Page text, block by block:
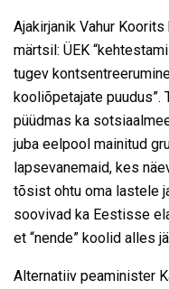
Ajakirjanik Vahur
märtsil: ÜEK
tugev
kooliõpetajate puudus”.
püüdmas ka
juba eelpool mainitud
lapsevanemaid, kes
tõsist ohtu oma lastele
soovivad ka Eestisse
et “nende” koolid alles
Alternatiiv peaminister